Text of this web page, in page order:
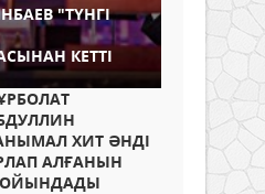
"ТҮНГІ
КЕТТІ
ХИТ ӘНДІ
АЛҒАНЫН